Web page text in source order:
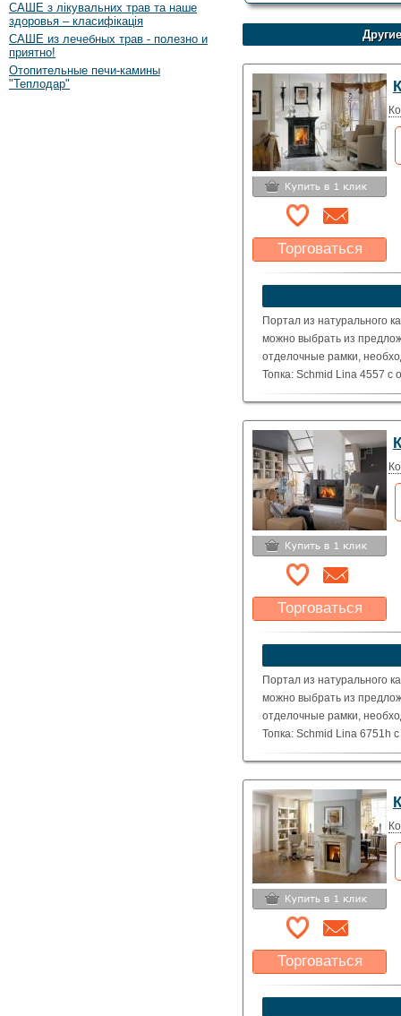
САШЕ з лікувальних трав та наше
здоровья – класифікація
САШЕ из лечебных трав - полезно и
приятно!
Отопительные печи-камины
"Теплодар"
Торговаться
Какая цена Вас
устроит?
Портал из натурального
можно выбрать из
отделочные рамки,
Топка: Schmid Lina 4557 с
( Номинальная мощность
Торговаться
Какая цена Вас
устроит?
Портал из натурального
можно выбрать из
отделочные рамки,
Топка: Schmid Lina 6751h
( Номинальная мощность
Торговаться
Какая цена Вас
устроит?